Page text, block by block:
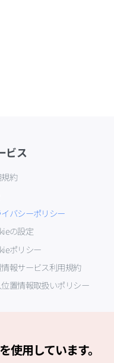
ビス
約
イバシーポリシー
の設定
ポリシー
報サービス利用規約
置情報取扱いポリシー
用しています。